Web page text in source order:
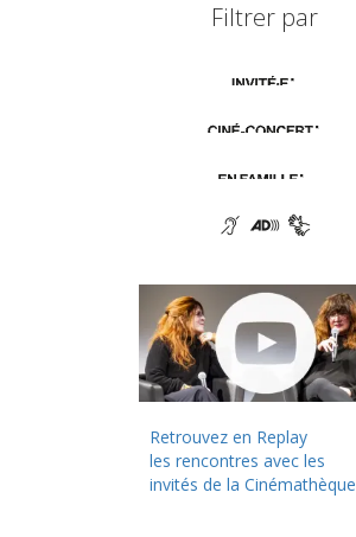
Filtrer par
Retrouvez en Replay
les rencontres avec les
invités de la Cinémathèque